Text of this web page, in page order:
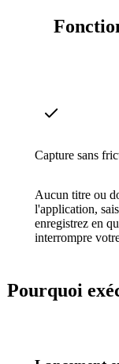
Capture sans
Aucun titre ou
l'application,
enregistrez en
interrompre
Pourquoi